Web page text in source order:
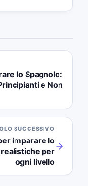
lo Spagnolo:
e Non
SUCCESSIVO
imparare lo
per
ogni livello